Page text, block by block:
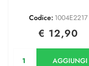
Codice: 1004E2217
€ 12,90
AGGIUNGI